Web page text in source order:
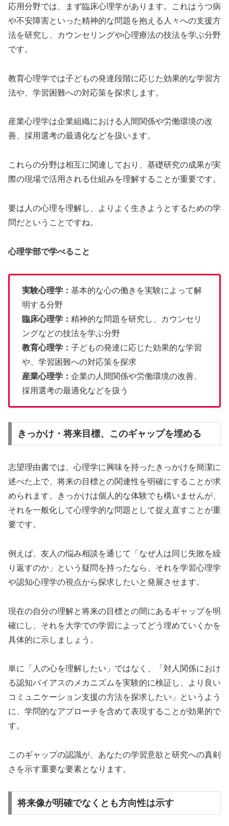
応用分野では、まず臨床心理学があります。これはうつ病
や不安障害といった精神的な問題を抱える人々への支援方
法を研究し、カウンセリングや心理療法の技法を学ぶ分野
です。
教育心理学では子どもの発達段階に応じた効果的な学習方
法や、学習困難への対応策を探求します。
産業心理学は企業組織における人間関係や労働環境の改
善、採用選考の最適化などを扱います。
これらの分野は相互に関連しており、基礎研究の成果が実
際の現場で活用される仕組みを理解することが重要です。
要は人の心理を理解し、よりよく生きようとするための学
問だということですね。
心理学部で学べること
実験心理学： 基本的な心の働きを実験によって解
明する分野
臨床心理学： 精神的な問題を研究し、カウンセリ
ングなどの技法を学ぶ分野
教育心理学： 子どもの発達に応じた効果的な学習
や、学習困難への対応策を探求
産業心理学： 企業の人間関係や労働環境の改善、
採用選考の最適化などを扱う
きっかけ・将来目標、このギャップを埋める
志望理由書では、心理学に興味を持ったきっかけを簡潔に
述べた上で、将来の目標との関連性を明確にすることが求
められます。きっかけは個人的な体験でも構いませんが、
それを一般化して心理学的な問題として捉え直すことが重
要です。
例えば、友人の悩み相談を通じて「なぜ人は同じ失敗を繰
り返すのか」という疑問を持ったなら、それを学習心理学
や認知心理学の視点から探求したいと発展させます。
現在の自分の理解と将来の目標との間にあるギャップを明
確にし、それを大学での学習によってどう埋めていくかを
具体的に示しましょう。
単に「人の心を理解したい」ではなく、「対人関係におけ
る認知バイアスのメカニズムを実験的に検証し、より良い
コミュニケーション支援の方法を探求したい」というよう
に、学問的なアプローチを含めて表現することが効果的で
す。
このギャップの認識が、あなたの学習意欲と研究への真剣
さを示す重要な要素となります。
将来像が明確でなくとも方向性は示す